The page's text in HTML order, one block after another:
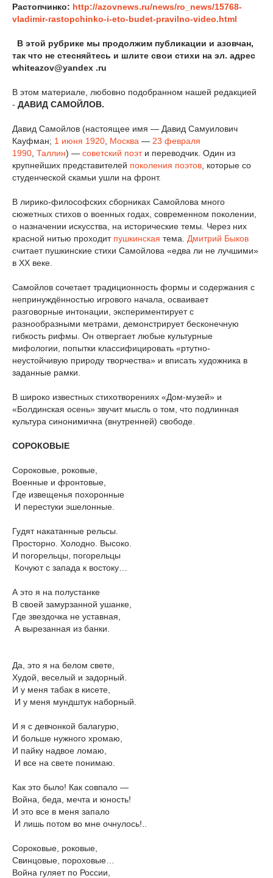
Растопчинко: http://azovnews.ru/news/ro_news/15768-
vladimir-rastopchinko-i-eto-budet-pravilno-video.html
В этой рубрике мы продолжим публикации и азовчан,
так что не стесняйтесь и шлите свои стихи на эл. адрес
whiteazov@yandex .ru
В этом материале, любовно подобранном нашей редакцией
- ДАВИД САМОЙЛОВ.
Давид Самойлов (настоящее имя — Давид Самуилович
Кауфман; 1 июня 1920 Москва — 23 февраля
1990 Таллин) — советский поэти переводчик. Один из
крупнейших представителей поколения поэтов , которые со
студенческой скамьи ушли на фронт.
В лирико-философских сборниках Самойлова много
сюжетных стихов о военных годах, современном поколении,
о назначении искусства, на исторические темы. Через них
красной нитью проходит пушкинская тема. Дмитрий Быков
считает пушкинские стихи Самойлова «едва ли не лучшими»
в XX веке.
Самойлов сочетает традиционность формы и содержания с
непринуждённостью игрового начала, осваивает
разговорные интонации, экспериментирует с
разнообразными метрами, демонстрирует бесконечную
гибкость рифмы. Он отвергает любые культурные
мифологии, попытки классифицировать «ртутно-
неустойчивую природу творчества» и вписать художника в
заданные рамки.
В широко известных стихотворениях «Дом-музей» и
«Болдинская осень» звучит мысль о том, что подлинная
культура синонимична (внутренней) свободе.
СОРОКОВЫЕ
Сороковые, роковые,
Военные и фронтовые,
Где извещенья похоронные
И перестуки эшелонные.
Гудят накатанные рельсы.
Просторно. Холодно. Высоко.
И погорельцы, погорельцы
Кочуют с запада к востоку…
А это я на полустанке
В своей замурзанной ушанке,
Где звездочка не уставная,
А вырезанная из банки.
Да, это я на белом свете,
Худой, веселый и задорный.
И у меня табак в кисете,
И у меня мундштук наборный.
И я с девчонкой балагурю,
И больше нужного хромаю,
И пайку надвое ломаю,
И все на свете понимаю.
Как это было! Как совпало —
Война, беда, мечта и юность!
И это все в меня запало
И лишь потом во мне очнулось!..
Сороковые, роковые,
Свинцовые, пороховые…
Война гуляет по России,